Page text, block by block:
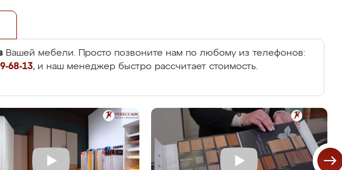
Вашей мебели. Просто позвоните нам по любому из телефонов:
68-13, и наш менеджер быстро рассчитает стоимость.